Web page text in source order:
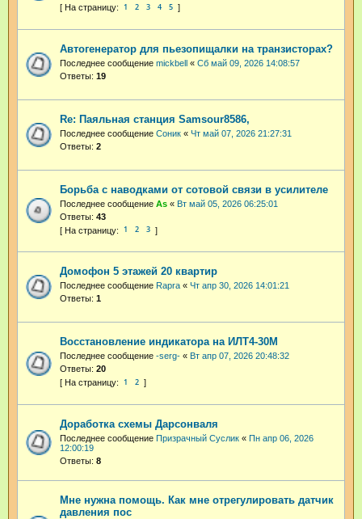
1 2 3 4 5
Автогенератор для пьезопищалки на транзисторах?
Последнее сообщение mickbell « Сб май 09, 2026 14:08:57
Ответы: 19
Re: Паяльная станция Samsour8586,
Последнее сообщение Соник « Чт май 07, 2026 21:27:31
Ответы: 2
Борьба с наводками от сотовой связи в усилителе
Последнее сообщение As « Вт май 05, 2026 06:25:01
Ответы: 43
1 2 3
Домофон 5 этажей 20 квартир
Последнее сообщение Rapra « Чт апр 30, 2026 14:01:21
Ответы: 1
Восстановление индикатора на ИЛТ4-30М
Последнее сообщение -serg- « Вт апр 07, 2026 20:48:32
Ответы: 20
1 2
Доработка схемы Дарсонваля
Последнее сообщение Призрачный Суслик « Пн апр 06, 2026
12:00:19
Ответы: 8
Мне нужна помощь. Как мне отрегулировать датчик
давления пос